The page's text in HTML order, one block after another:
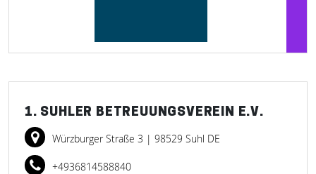
1. SUHLER BETREUUNGSVEREIN E.V.
Würzburger Straße 3 | 98529 Suhl DE
+4936814588840